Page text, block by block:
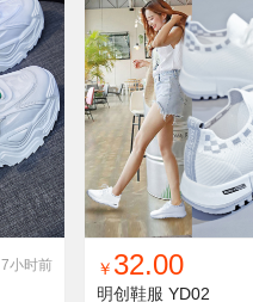
收藏
7小时前 找同款 加入铺货单
￥ 32.00
明创鞋服 YD02